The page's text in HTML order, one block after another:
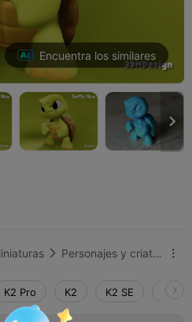
Encuentra los similares

 Personajes y criaturas 
K2 Pro K2 K2 SE